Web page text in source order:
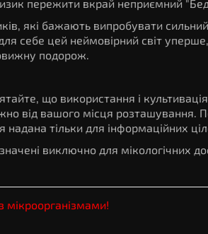
пережити вкрай неприємний
які бажають випробувати
себе цей неймовірний світ
подорож.
що використання і
від вашого місця розташування.
надана тільки для інформаційних
виключно для мікологічних
мікроорганізмами!